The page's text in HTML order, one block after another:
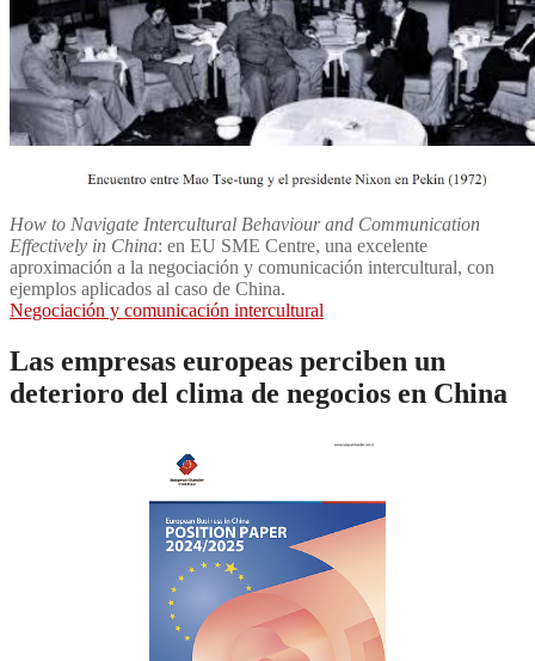
How to Navigate Intercultural Behaviour and Communication
Effectively in China: en EU SME Centre, una excelente
aproximación a la negociación y comunicación intercultural, con
ejemplos aplicados al caso de China.
Negociación y comunicación intercultural
Las empresas europeas perciben un
deterioro del clima de negocios en China